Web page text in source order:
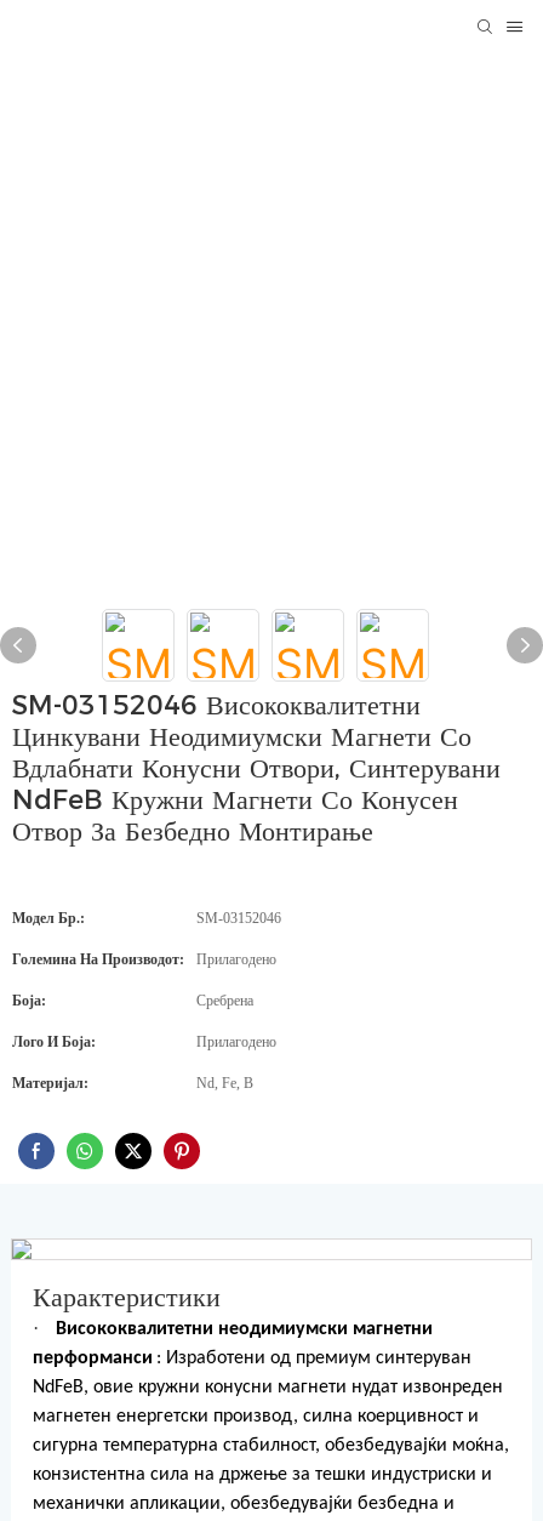
SM-03152046 Висококвалитетни
Цинкувани Неодимиумски Магнети Со
Вдлабнати Конусни Отвори, Синтерувани
NdFeB Кружни Магнети Со Конусен
Отвор За Безбедно Монтирање
Модел Бр.: SM-03152046
Големина На Производот: Прилагодено
Боја: Сребрена
Лого И Боја: Прилагодено
Материјал: Nd, Fe, B
Карактеристики
·
Висококвалитетни неодимиумски магнетни
перформанси : Изработени од премиум синтеруван
NdFeB, овие кружни конусни магнети нудат извонреден
магнетен енергетски производ, силна коерцивност и
сигурна температурна стабилност, обезбедувајќи моќна,
конзистентна сила на држење за тешки индустриски и
механички апликации, обезбедувајќи безбедна и